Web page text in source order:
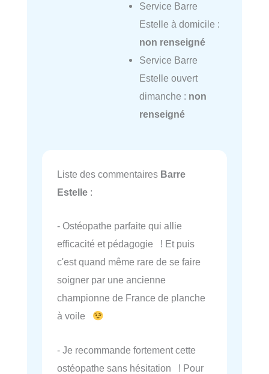
Service Barre
Estelle à domicile :
non renseigné
Service Barre
Estelle ouvert
dimanche : non
renseigné
Liste des commentaires Barre
Estelle :
- Ostéopathe parfaite qui allie
efficacité et pédagogie ! Et puis
c'est quand même rare de se faire
soigner par une ancienne
championne de France de planche
à voile
- Je recommande fortement cette
ostéopathe sans hésitation ! Pour